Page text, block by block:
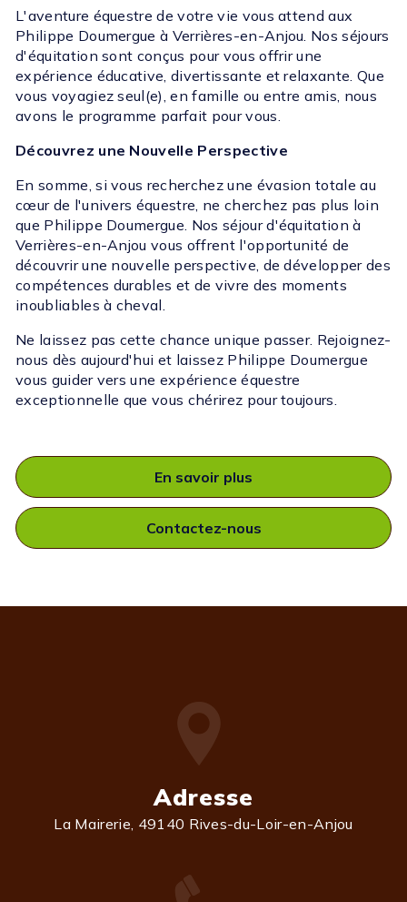
L'aventure équestre de votre vie vous attend aux
Philippe Doumergue à Verrières-en-Anjou. Nos séjours
d'équitation sont conçus pour vous offrir une
expérience éducative, divertissante et relaxante. Que
vous voyagiez seul(e), en famille ou entre amis, nous
avons le programme parfait pour vous.
Découvrez une Nouvelle Perspective
En somme, si vous recherchez une évasion totale au
cœur de l'univers équestre, ne cherchez pas plus loin
que Philippe Doumergue. Nos séjour d'équitation à
Verrières-en-Anjou vous offrent l'opportunité de
découvrir une nouvelle perspective, de développer des
compétences durables et de vivre des moments
inoubliables à cheval.
Ne laissez pas cette chance unique passer. Rejoignez-
nous dès aujourd'hui et laissez Philippe Doumergue
vous guider vers une expérience équestre
exceptionnelle que vous chérirez pour toujours.
En savoir plus
Contactez-nous
Adresse
La Mairerie, 49140 Rives-du-Loir-en-Anjou